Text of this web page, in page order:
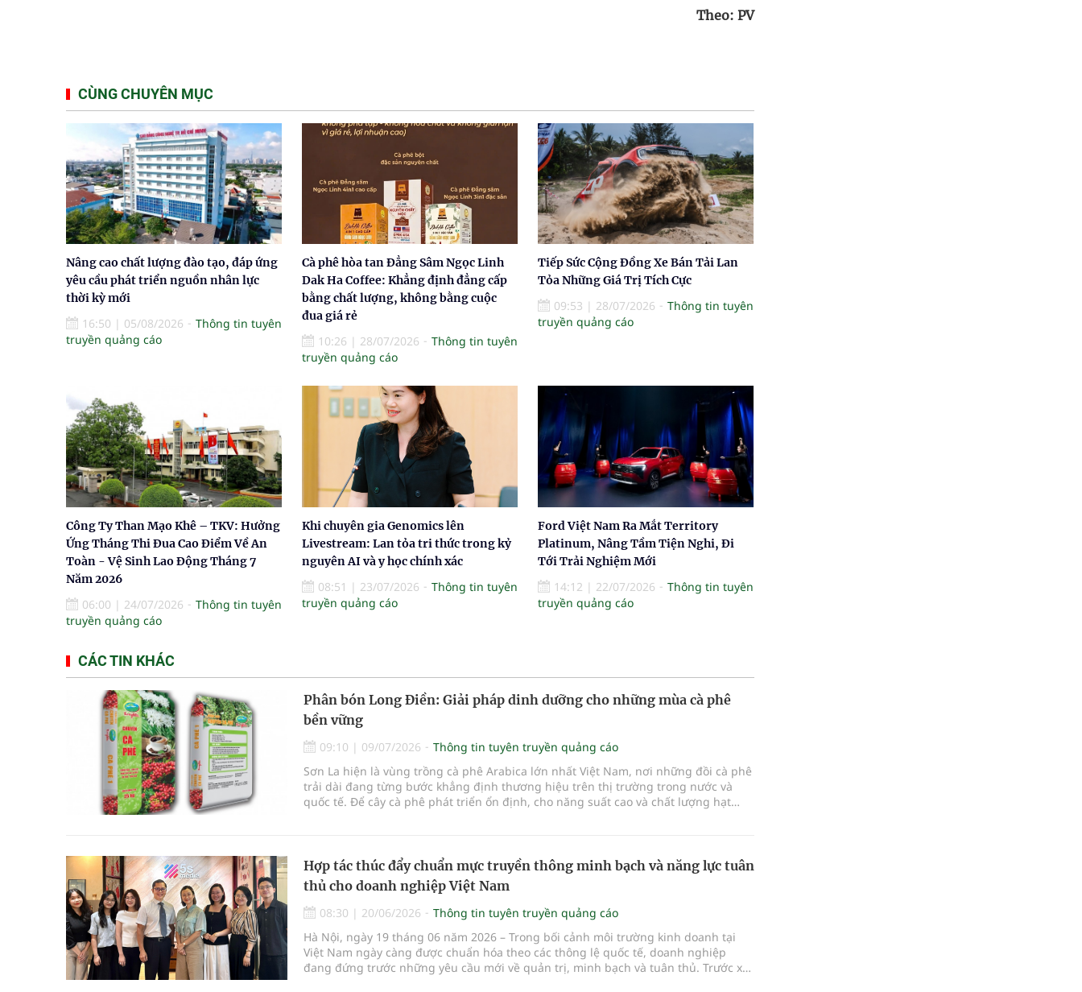
Theo: PV
CÙNG CHUYÊN MỤC
Nâng cao chất lượng đào tạo, đáp ứng
yêu cầu phát triển nguồn nhân lực
thời kỳ mới
16:50 | 05/08/2026
Thông tin tuyên
truyền quảng cáo
Cà phê hòa tan Đẳng Sâm Ngọc Linh
Dak Ha Coffee: Khẳng định đẳng cấp
bằng chất lượng, không bằng cuộc
đua giá rẻ
10:26 | 28/07/2026
Thông tin tuyên
truyền quảng cáo
Tiếp Sức Cộng Đồng Xe Bán Tải Lan
Tỏa Những Giá Trị Tích Cực
09:53 | 28/07/2026
Thông tin tuyên
truyền quảng cáo
Công Ty Than Mạo Khê – TKV: Hưởng
Ứng Tháng Thi Đua Cao Điểm Về An
Toàn - Vệ Sinh Lao Động Tháng 7
Năm 2026
06:00 | 24/07/2026
Thông tin tuyên
truyền quảng cáo
Khi chuyên gia Genomics lên
Livestream: Lan tỏa tri thức trong kỷ
nguyên AI và y học chính xác
08:51 | 23/07/2026
Thông tin tuyên
truyền quảng cáo
Ford Việt Nam Ra Mắt Territory
Platinum, Nâng Tầm Tiện Nghi, Đi
Tới Trải Nghiệm Mới
14:12 | 22/07/2026
Thông tin tuyên
truyền quảng cáo
CÁC TIN KHÁC
Phân bón Long Điền: Giải pháp dinh dưỡng cho những mùa cà phê
bền vững
09:10 | 09/07/2026
Thông tin tuyên truyền quảng cáo
Sơn La hiện là vùng trồng cà phê Arabica lớn nhất Việt Nam, nơi những đồi cà phê
trải dài đang từng bước khẳng định thương hiệu trên thị trường trong nước và
quốc tế. Để cây cà phê phát triển ổn định, cho năng suất cao và chất lượng hạt
Hợp tác thúc đẩy chuẩn mực truyền thông minh bạch và năng lực tuân
thủ cho doanh nghiệp Việt Nam
08:30 | 20/06/2026
Thông tin tuyên truyền quảng cáo
Hà Nội, ngày 19 tháng 06 năm 2026 – Trong bối cảnh môi trường kinh doanh tại
Việt Nam ngày càng được chuẩn hóa theo các thông lệ quốc tế, doanh nghiệp
đang đứng trước những yêu cầu mới về quản trị, minh bạch và tuân thủ. Trước xu